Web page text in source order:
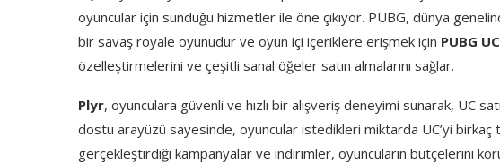
oyuncular için sunduğu hizmetler ile öne çıkıyor. PUBG, dünya
bir savaş royale oyunudur ve oyun içi içeriklere erişmek için PUBG UC
özelleştirmelerini ve çeşitli sanal öğeler satın almalarını sağlar.
Plyr, oyunculara güvenli ve hızlı bir alışveriş deneyimi sunarak, UC
dostu arayüzü sayesinde, oyuncular istedikleri miktarda UC’yi birkaç
gerçekleştirdiği kampanyalar ve indirimler, oyuncuların bütçelerini